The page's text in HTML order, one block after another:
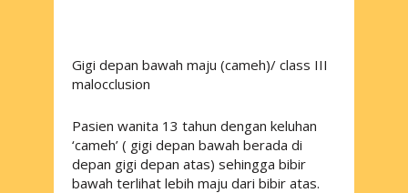
Gigi depan bawah maju (cameh)/ class III
malocclusion
Pasien wanita 13 tahun dengan keluhan
‘cameh’ ( gigi depan bawah berada di
depan gigi depan atas) sehingga bibir
bawah terlihat lebih maju dari bibir atas.